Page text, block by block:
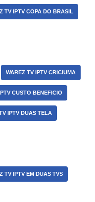
TV IPTV COPA DO BRASIL
WAREZ TV IPTV CRICIUMA
CUSTO BENEFICIO
IPTV DUAS TELA
TV IPTV EM DUAS TVS